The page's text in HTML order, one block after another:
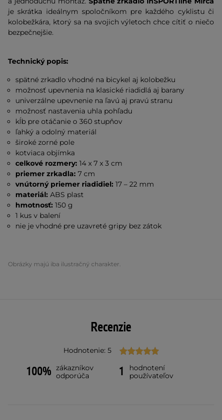
je skrátka ideálnym spoločníkom pre každého cyklistu či
kolobežkára, ktorý sa na svojich výletoch chce cítiť o niečo
bezpečnejšie.
Technický popis:
spätné zrkadlo vhodné na bicykel aj kolobežku
možnosť upevnenia na klasické riadidlá aj barany
univerzálne upevnenie na ľavú aj pravú stranu
možnosť nastavenia uhla pohľadu
kĺb pre otáčanie o 360 stupňov
ľahký a odolný materiál
široké zorné pole
kotviaca objímka
celkové rozmery:14 x 7 x 3 cm
priemer zrkadla: 7 cm
vnútorný priemer riadidiel:17 – 22 mm
materiál: ABS plast
hmotnosť:150 g
1 kus v balení
nie je vhodné pre uzavreté gripy bez zátok
Obrázky majú iba ilustračný charakter.
Recenzie
Hodnotenie: 5
100% zákazníkov
odporúča
1
hodnotení
používateľov